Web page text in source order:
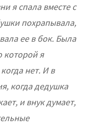
я спала вместе с
похрапывала,
ее в бок. Была
которой я
нет. И в
когда дедушка
и внук думает,